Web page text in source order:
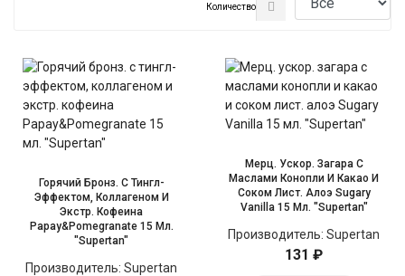
Количество
Горячий Бронз. С Тингл-
Эффектом, Коллагеном И
Экстр. Кофеина
Papay&Pomegranate 15 Мл.
"Supertan"
Производитель: Supertan
Мерц. Ускор. Загара С
Маслами Конопли И Какао И
Соком Лист. Алоэ Sugary
Vanilla 15 Мл. "Supertan"
Производитель: Supertan
131 ₽